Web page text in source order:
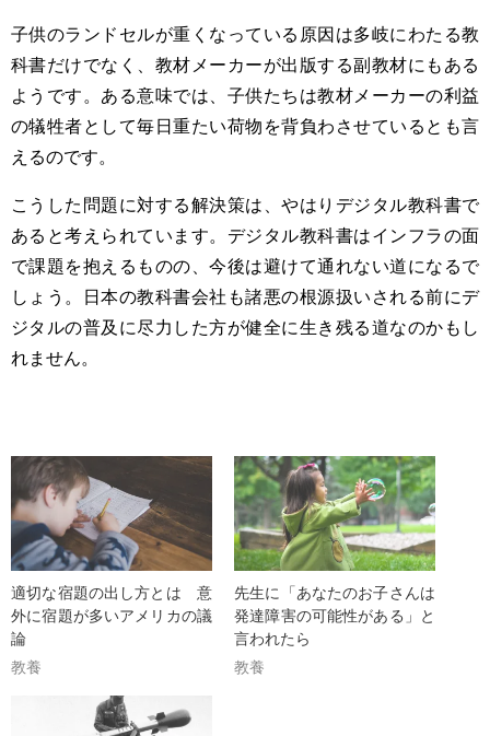
子供のランドセルが重くなっている原因は多岐にわたる教
科書だけでなく、教材メーカーが出版する副教材にもある
ようです。ある意味では、子供たちは教材メーカーの利益
の犠牲者として毎日重たい荷物を背負わさせているとも言
えるのです。
こうした問題に対する解決策は、やはりデジタル教科書で
あると考えられています。デジタル教科書はインフラの面
で課題を抱えるものの、今後は避けて通れない道になるで
しょう。日本の教科書会社も諸悪の根源扱いされる前にデ
ジタルの普及に尽力した方が健全に生き残る道なのかもし
れません。
適切な宿題の出し方とは 意
外に宿題が多いアメリカの議
論
教養
先生に「あなたのお子さんは
発達障害の可能性がある」と
言われたら
教養